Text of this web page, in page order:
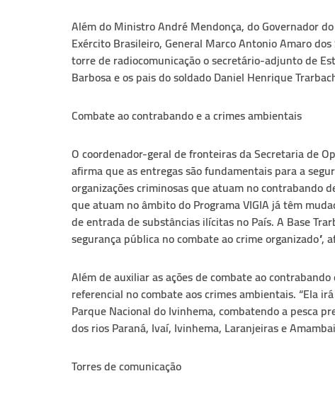
Além do Ministro André Mendonça, do Governador
Exército Brasileiro, General Marco Antonio Amaro
torre de radiocomunicação o secretário-adjunto de
Barbosa e os pais do soldado Daniel Henrique
Combate ao contrabando e a crimes ambientais
O coordenador-geral de fronteiras da Secretaria de
afirma que as entregas são fundamentais para a
organizações criminosas que atuam no contrabando
que atuam no âmbito do Programa VIGIA já têm
de entrada de substâncias ilícitas no País. A Base
segurança pública no combate ao crime organizado”,
Além de auxiliar as ações de combate ao
referencial no combate aos crimes ambientais. “Ela
Parque Nacional do Ivinhema, combatendo a pesca
dos rios Paraná, Ivaí, Ivinhema, Laranjeiras e
Torres de comunicação